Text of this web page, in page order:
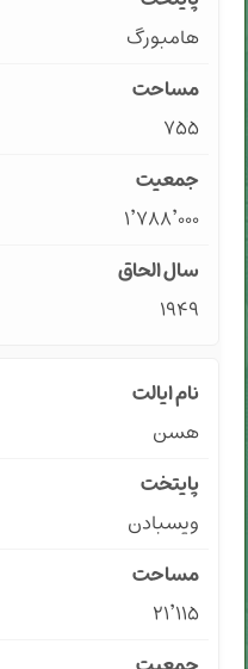
هامبورگ
۷۵۵
۱٬۷۸۸٬۰۰۰
۱۹۴۹
هسن
ویسبادن
۲۱٬۱۱۵